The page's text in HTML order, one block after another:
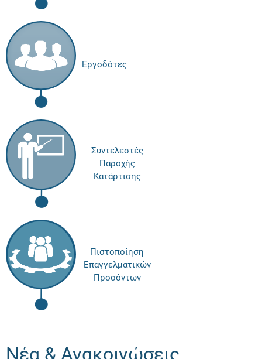
Εργοδότες
Συντελεστές
Παροχής
Κατάρτισης
Πιστοποίηση
Επαγγελματικών
Προσόντων
Νέα & Ανακοινώσεις